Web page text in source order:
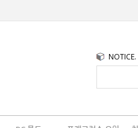
NOTICE.